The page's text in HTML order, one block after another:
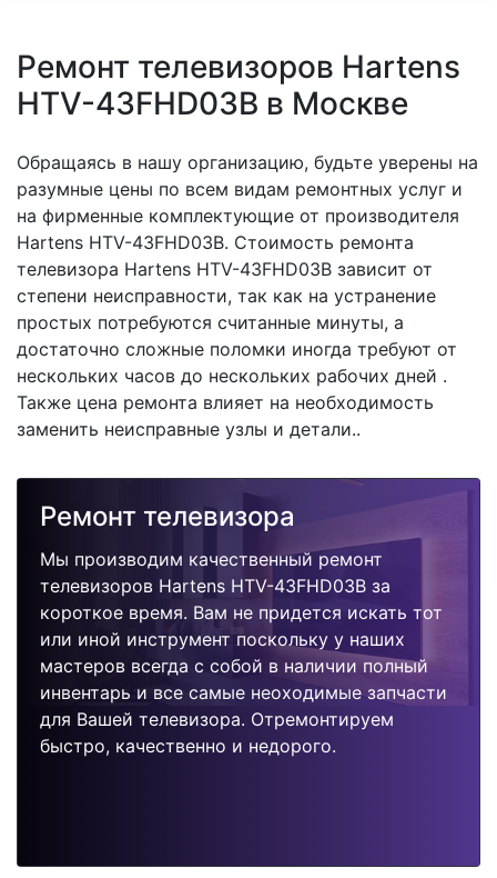
Ремонт телевизоров Hartens
HTV-43FHD03B в Москве
Обращаясь в нашу организацию, будьте уверены на
разумные цены по всем видам ремонтных услуг и
на фирменные комплектующие от производителя
Hartens HTV-43FHD03B. Стоимость ремонта
телевизора Hartens HTV-43FHD03B зависит от
степени неисправности, так как на устранение
простых потребуются считанные минуты, а
достаточно сложные поломки иногда требуют от
нескольких часов до нескольких рабочих дней .
Также цена ремонта влияет на необходимость
заменить неисправные узлы и детали..
Ремонт телевизора
Мы производим качественный ремонт
телевизоров Hartens HTV-43FHD03B за
короткое время. Вам не придется искать тот
или иной инструмент поскольку у наших
мастеров всегда с собой в наличии полный
инвентарь и все самые неоходимые запчасти
для Вашей телевизора. Отремонтируем
быстро, качественно и недорого.